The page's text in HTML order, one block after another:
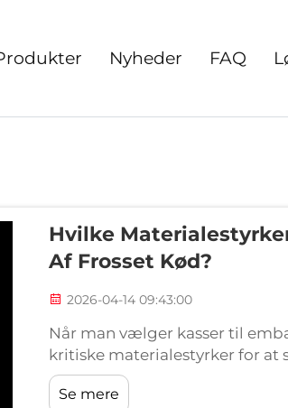
Nyheder FAQ
Hvilke
Af Frosset Kød?
2026-04-14 09:43:00
Når man vælger kasser til
kritiske materialestyrker for
distributionsprocessen i
under opbevaring...
Se mere